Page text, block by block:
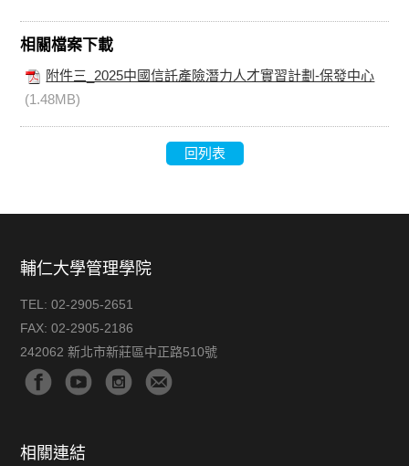
相關檔案下載
附件三_2025中國信託產險潛力人才實習計劃-保發中心
(1.48MB)
回列表
輔仁大學管理學院
TEL:02-2905-2651
FAX:02-2905-2186
242062 新北市新莊區中正路510號
相關連結